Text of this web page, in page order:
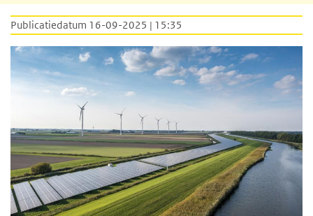
Publicatiedatum 16-09-2025 | 15:35